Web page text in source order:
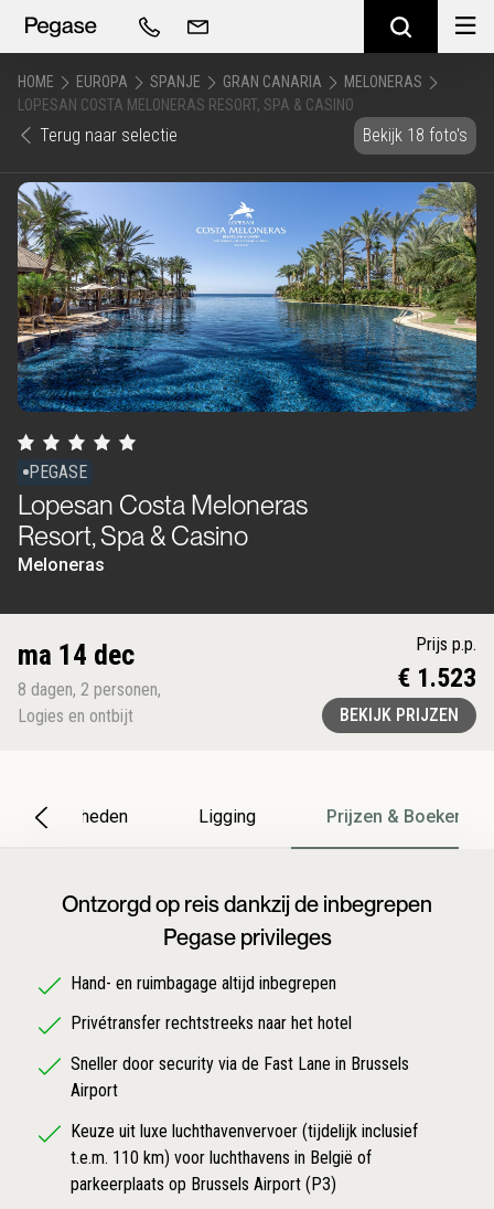
HOME EUROPA SPANJE GRAN CANARIA
MELONERAS
LOPESAN COSTA MELONERAS RESORT, SPA & CASINO
Terug naar selectie Bekijk 18 foto's
PEGASE
Lopesan Costa Meloneras
Resort, Spa & Casino
Meloneras
ma 14 dec
8 dagen, 2 personen,
Logies en ontbijt
Prijs p.p.
€ 1.523
BEKIJK PRIJZEN
Bijzonderheden Ligging Prijzen & Boeken
Ontzorgd op reis dankzij de inbegrepen
Pegase privileges
Hand- en ruimbagage altijd inbegrepen
Privétransfer rechtstreeks naar het hotel
Sneller door security via de Fast Lane in Brussels
Airport
Keuze uit luxe luchthavenvervoer (tijdelijk inclusief
t.e.m. 110 km) voor luchthavens in België of
parkeerplaats op Brussels Airport (P3)